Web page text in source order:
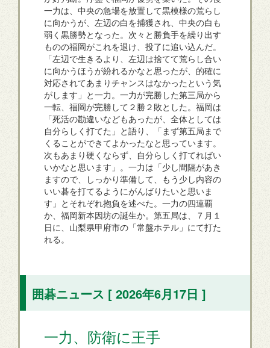
一力は、中央の急場を放置して黒模様の荒らし
に向かうが、左辺の白を捕獲され、中央の白も
弱く黒勝勢となった。次々と勝負手を繰り出す
ものの福岡がこれを退け、投了に追い込んだ。
「左辺で生きるより、左辺は捨てて荒らし合い
に向かうほうが紛れるかなと思ったが、的確に
対応されてあまりチャンスはなかったという気
がします」と一力。一力が完勝した第三局から
一転、福岡が完勝して２勝２敗とした。福岡は
「死活の勘違いなどもあったが、全体としては
自分らしく打てた」と語り、「まず第五局まで
くることができてよかったなと思っています。
次もあまり硬くならず、自分らしく打てればい
いかなと思います」。一力は「少し間隔があき
ますので、しっかり準備して、もう少し内容の
いい碁を打てるようにがんばりたいと思いま
す」とそれぞれ抱負を述べた。一力の四連覇
か、福岡新本因坊の誕生か。第五局は、７月１
日に、山梨県甲府市の「常盤ホテル」にて打た
れる。
囲碁ニュース [ 2026年6月17日 ]
一力、防衛に王手